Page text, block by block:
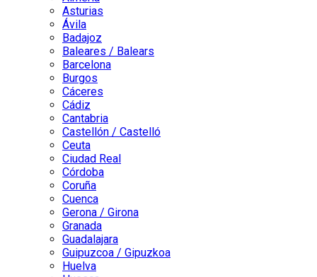
Asturias
Ávila
Badajoz
Baleares / Balears
Barcelona
Burgos
Cáceres
Cádiz
Cantabria
Castellón / Castelló
Ceuta
Ciudad Real
Córdoba
Coruña
Cuenca
Gerona / Girona
Granada
Guadalajara
Guipuzcoa / Gipuzkoa
Huelva